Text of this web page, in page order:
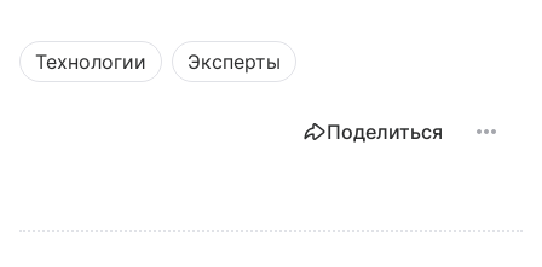
Технологии Эксперты
Поделиться